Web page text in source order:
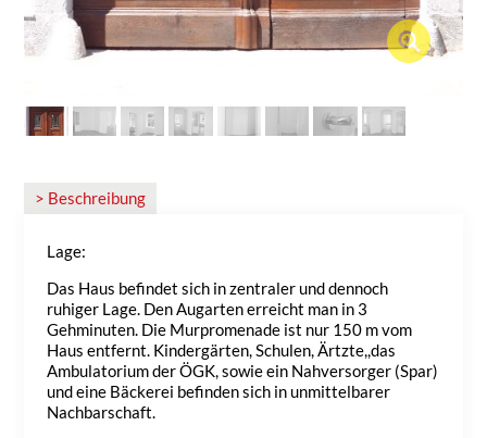
> Beschreibung
Lage:
Das Haus befindet sich in zentraler und dennoch
ruhiger Lage. Den Augarten erreicht man in 3
Gehminuten. Die Murpromenade ist nur 150 m vom
Haus entfernt. Kindergärten, Schulen, Ärtzte,,das
Ambulatorium der ÖGK, sowie ein Nahversorger (Spar)
und eine Bäckerei befinden sich in unmittelbarer
Nachbarschaft.